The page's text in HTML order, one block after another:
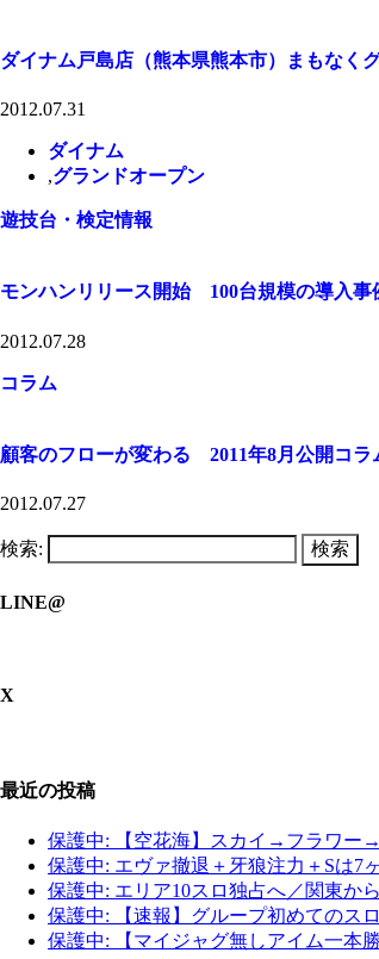
ダイナム戸島店（熊本県熊本市）まもなく
2012.07.31
ダイナム
,グランドオープン
遊技台・検定情報
モンハンリリース開始 100台規模の導入事
2012.07.28
コラム
顧客のフローが変わる 2011年8月公開コラ
2012.07.27
検索:
LINE@
X
最近の投稿
保護中: 【空花海】スカイ→フラワー
保護中: エヴァ撤退＋牙狼注力＋Sは7
保護中: エリア10スロ独占へ／関東か
保護中: 【速報】グループ初めてのス
保護中: 【マイジャグ無しアイム一本